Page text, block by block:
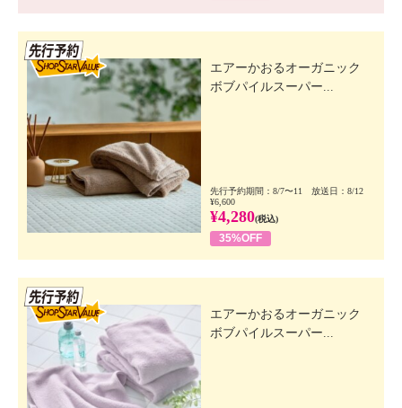
エアーかおるオーガニック
ボブパイルスーパー...
先行予約期間：8/7〜11 放送日：8/12
¥6,600
¥4,280(税込)
35%OFF
エアーかおるオーガニック
ボブパイルスーパー...